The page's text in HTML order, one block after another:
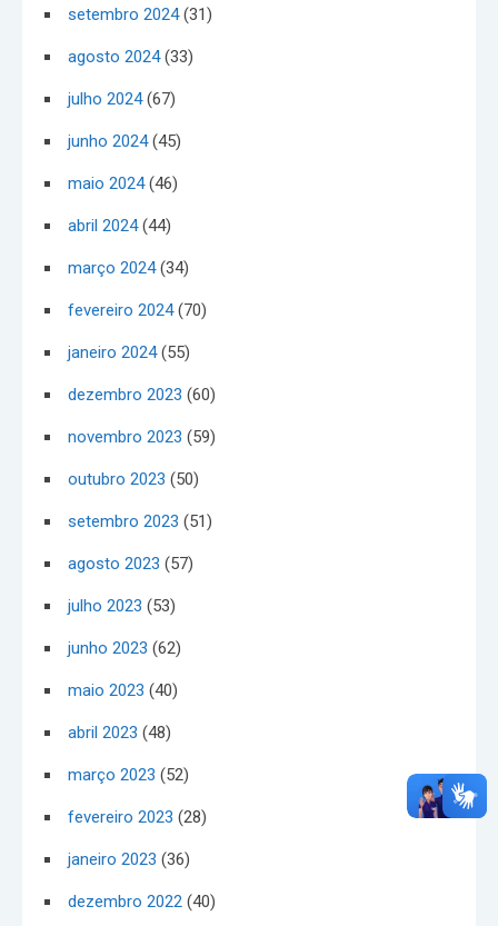
setembro 2024(31)
agosto 2024(33)
julho 2024(67)
junho 2024(45)
maio 2024(46)
abril 2024(44)
março 2024(34)
fevereiro 2024(70)
janeiro 2024(55)
dezembro 2023 (60)
novembro 2023 (59)
outubro 2023 (50)
setembro 2023 (51)
agosto 2023 (57)
julho 2023 (53)
junho 2023 (62)
maio 2023 (40)
abril 2023 (48)
março 2023 (52)
fevereiro 2023 (28)
janeiro 2023 (36)
dezembro 2022 (40)